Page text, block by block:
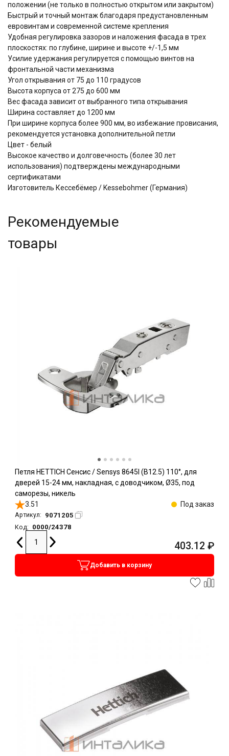
положении (не только в полностью открытом или закрытом)
Быстрый и точный монтаж благодаря предустановленным
евровинтам и современной системе крепления
Удобная регулировка зазоров и наложения фасада в трех
плоскостях: по глубине, ширине и высоте +/-1,5 мм
Усилие удержания регулируется с помощью винтов на
фронтальной части механизма
Угол открывания от 75 до 110 градусов
Высота корпуса от 275 до 600 мм
Вес фасада зависит от выбранного типа открывания
Ширина составляет до 1200 мм
При ширине корпуса более 900 мм, во избежание провисания,
рекомендуется установка дополнительной петли
Цвет - белый
Высокое качество и долговечность (более 30 лет
использования) подтверждены международными
сертификатами
Изготовитель Кессебёмер / Kessebohmer (Германия)
Рекомендуемые
товары
Петля HETTICH Сенсис / Sensys 8645I (B12.5) 110°, для
дверей 15-24 мм, накладная, с доводчиком, Ø35, под
саморезы, никель
3.51
Под заказ
Артикул: 9071205
Код: 0000/24378
403.12 ₽
Добавить в корзину